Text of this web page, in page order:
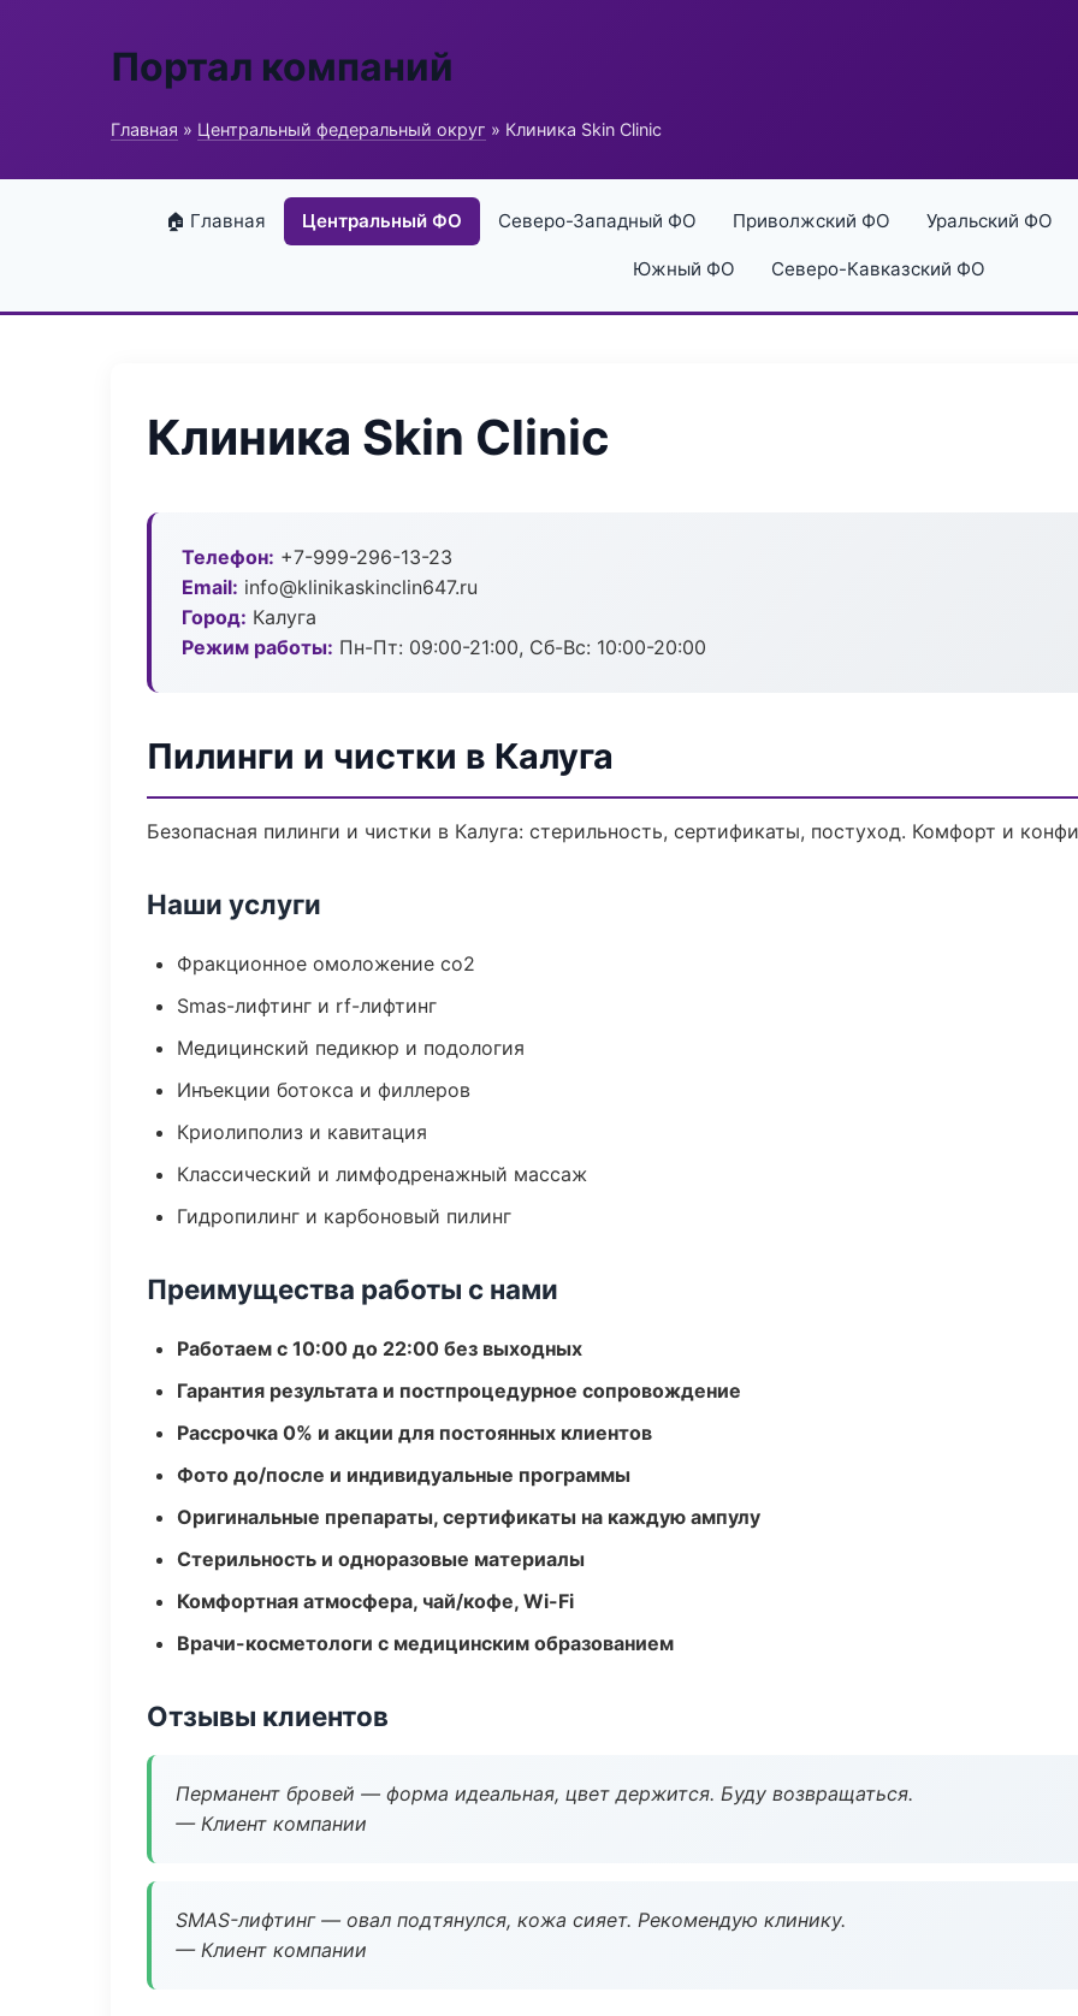
Портал компаний
Главная » Центральный федеральный округ » Клиника Skin Clinic
🏠 Главная Центральный ФО Северо-Западный ФО Приволжский ФО Уральский ФО
Южный ФО Северо-Кавказский ФО
Клиника Skin Clinic
Телефон: +7-999-296-13-23
Email: info@klinikaskinclin647.ru
Город: Калуга
Режим работы: Пн-Пт: 09:00-21:00, Сб-Вс: 10:00-20:00
Пилинги и чистки в Калуга
Безопасная пилинги и чистки в Калуга: стерильность, сертификаты, постуход. Комфорт и
Наши услуги
Фракционное омоложение co2
Smas-лифтинг и rf-лифтинг
Медицинский педикюр и подология
Инъекции ботокса и филлеров
Криолиполиз и кавитация
Классический и лимфодренажный массаж
Гидропилинг и карбоновый пилинг
Преимущества работы с нами
Работаем с 10:00 до 22:00 без выходных
Гарантия результата и постпроцедурное сопровождение
Рассрочка 0% и акции для постоянных клиентов
Фото до/после и индивидуальные программы
Оригинальные препараты, сертификаты на каждую ампулу
Стерильность и одноразовые материалы
Комфортная атмосфера, чай/кофе, Wi-Fi
Врачи-косметологи с медицинским образованием
Отзывы клиентов
Перманент бровей — форма идеальная, цвет держится. Буду возвращаться.
— Клиент компании
SMAS-лифтинг — овал подтянулся, кожа сияет. Рекомендую клинику.
— Клиент компании